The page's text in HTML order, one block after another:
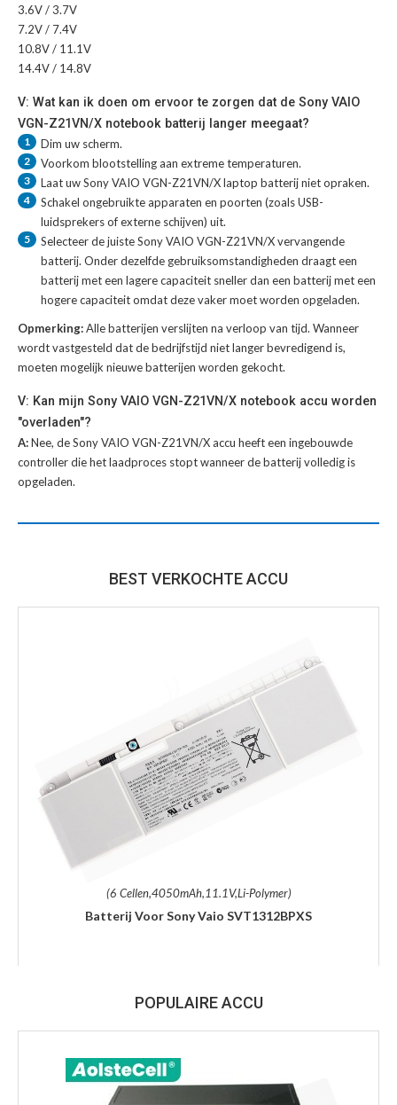
3.6V / 3.7V
7.2V / 7.4V
10.8V / 11.1V
14.4V / 14.8V
V: Wat kan ik doen om ervoor te zorgen dat de Sony VAIO
VGN-Z21VN/X notebook batterij langer meegaat?
1 Dim uw scherm.
2 Voorkom blootstelling aan extreme temperaturen.
3 Laat uwSony VAIO VGN-Z21VN/X laptop batterijniet opraken.
4
Schakel ongebruikte apparaten en poorten (zoals USB-
luidsprekers of externe schijven) uit.
5 Selecteer de juisteSony VAIO VGN-Z21VN/X vervangende
batterij. Onder dezelfde gebruiksomstandigheden draagt een
batterij met een lagere capaciteit sneller dan een batterij met een
hogere capaciteit omdat deze vaker moet worden opgeladen.
Opmerking:Alle batterijen verslijten na verloop van tijd. Wanneer
wordt vastgesteld dat de bedrijfstijd niet langer bevredigend is,
moeten mogelijk nieuwe batterijen worden gekocht.
V: Kan mijn Sony VAIO VGN-Z21VN/X notebook accu worden
"overladen"?
A:Nee, de Sony VAIO VGN-Z21VN/X accu heeft een ingebouwde
controller die het laadproces stopt wanneer de batterij volledig is
opgeladen.
BEST VERKOCHTE ACCU
(6 Cellen,4050mAh,11.1V,Li-Polymer)
Batterij Voor Sony Vaio SVT1312BPXS
POPULAIRE ACCU